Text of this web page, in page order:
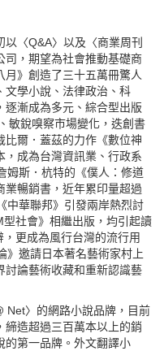
〈Q&A〉以及〈商業周刊
司，期望為社會推動基礎商
月》創造了三十五萬冊驚人
文學小說、法律政治、科
逐漸成為多元、綜合型出版
敏銳嗅察市場變化，迭創書
比爾．蓋茲的力作《數位神
，成為台灣資訊業、行政系
姆斯．杭特的《僕人：修道
業暢銷書，近年累印量超過
中華聯邦》引發兩岸熱烈討
社會》相繼出版，均引起讀
更成為風行台灣的流行用
》邀請日本著名藝術家村上
討論藝術收藏和重新認識藝
Net〉的網路小說品牌，目前
締造超過三百萬本以上的銷
的第一品牌。外文翻譯小